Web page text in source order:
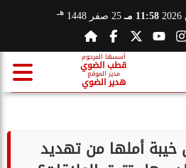
11:58 مـ 25 صفر 1448 هـ
أسسها المرحوم
قطب الضوي
مدير الموقع
هدير الضوي
خيبة أملها من تهديد